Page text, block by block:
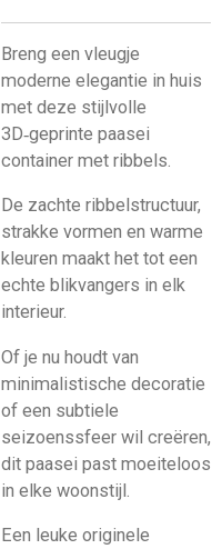
Breng een vleugje
moderne elegantie in huis
met deze stijlvolle
3D‑geprinte paasei
container met ribbels.
De zachte ribbelstructuur,
strakke vormen en warme
kleuren maakt het tot een
echte blikvangers in elk
interieur.
Of je nu houdt van
minimalistische decoratie
of een subtiele
seizoenssfeer wil creëren,
dit paasei past moeiteloos
in elke woonstijl.
Een leuke originele